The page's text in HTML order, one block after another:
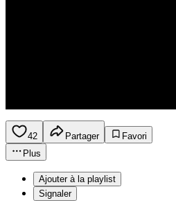
42 Partager
Favori
Plus
Ajouter à la playlist
Signaler